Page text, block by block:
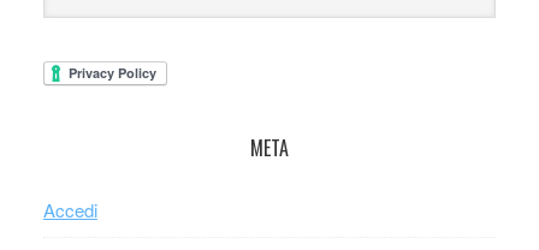
META
Accedi